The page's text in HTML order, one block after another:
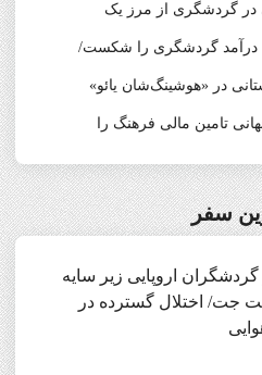
ورشکستگی
در گردشگری از مرز یک
تریلیون دلار گذشت/ WTTC: آینده صنعت سفر با
جهانی تضمین می‌شود
درآمد گردشگری را شکست/
هزینه‌کرد گردشگران خارجی از ۱۰ میلیارد یورو
در «هوشینگ‌شان یائو»
اقلیم کوهستانی در کانون
تامین مالی فرهنگ را
در میراث‌فرهنگی آغاز
برای صنایع خلاق
ثبت‌جهانی الموت، توجه
علمی و فرهنگی این دژ
الموت فرصتی برای
این دژ تاریخی در تمدن
سفر
اروپایی زیر سایه
جت/ اختلال گسترده در